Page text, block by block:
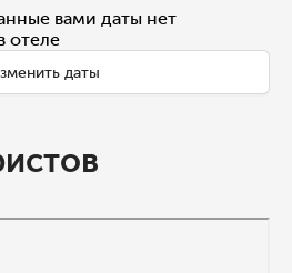
вами даты нет
отеле
даты